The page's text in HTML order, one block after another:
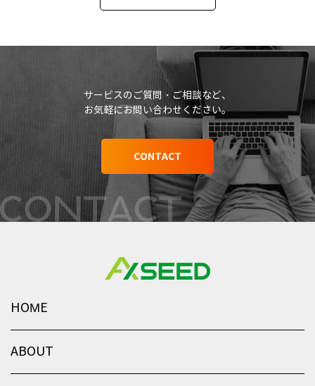
サービスのご質問・ご相談など、
お気軽にお問い合わせください。
CONTACT
HOME
ABOUT